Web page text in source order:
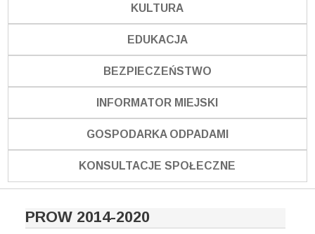
KULTURA
EDUKACJA
BEZPIECZEŃSTWO
INFORMATOR MIEJSKI
GOSPODARKA ODPADAMI
KONSULTACJE SPOŁECZNE
PROW 2014-2020